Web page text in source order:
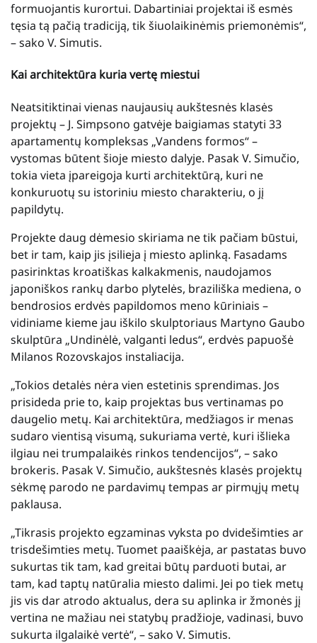
formuojantis kurortui. Dabartiniai projektai iš esmės
tęsia tą pačią tradiciją, tik šiuolaikinėmis priemonėmis“,
– sako V. Simutis.
Kai architektūra kuria vertę miestui
Neatsitiktinai vienas naujausių aukštesnės klasės
projektų – J. Simpsono gatvėje baigiamas statyti 33
apartamentų kompleksas „Vandens formos“ –
vystomas būtent šioje miesto dalyje. Pasak V. Simučio,
tokia vieta įpareigoja kurti architektūrą, kuri ne
konkuruotų su istoriniu miesto charakteriu, o jį
papildytų.
Projekte daug dėmesio skiriama ne tik pačiam būstui,
bet ir tam, kaip jis įsilieja į miesto aplinką. Fasadams
pasirinktas kroatiškas kalkakmenis, naudojamos
japoniškos rankų darbo plytelės, braziliška mediena, o
bendrosios erdvės papildomos meno kūriniais –
vidiniame kieme jau iškilo skulptoriaus Martyno Gaubo
skulptūra „Undinėlė, valganti ledus“, erdvės papuošė
Milanos Rozovskajos instaliacija.
„Tokios detalės nėra vien estetinis sprendimas. Jos
prisideda prie to, kaip projektas bus vertinamas po
daugelio metų. Kai architektūra, medžiagos ir menas
sudaro vientisą visumą, sukuriama vertė, kuri išlieka
ilgiau nei trumpalaikės rinkos tendencijos“, – sako
brokeris. Pasak V. Simučio, aukštesnės klasės projektų
sėkmę parodo ne pardavimų tempas ar pirmųjų metų
paklausa.
„Tikrasis projekto egzaminas vyksta po dvidešimties ar
trisdešimties metų. Tuomet paaiškėja, ar pastatas buvo
sukurtas tik tam, kad greitai būtų parduoti butai, ar
tam, kad taptų natūralia miesto dalimi. Jei po tiek metų
jis vis dar atrodo aktualus, dera su aplinka ir žmonės jį
vertina ne mažiau nei statybų pradžioje, vadinasi, buvo
sukurta ilgalaikė vertė“, – sako V. Simutis.